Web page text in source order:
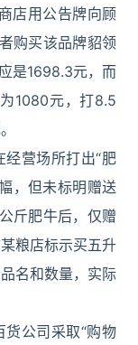
店用公告牌向顾
购买该品牌貂领
是1698.3元，而
1080元，打8.5
营场所打出“肥
，但未标明赠送
斤肥牛后，仅赠
粮店标示买五升
名和数量，实际
公司采取“购物